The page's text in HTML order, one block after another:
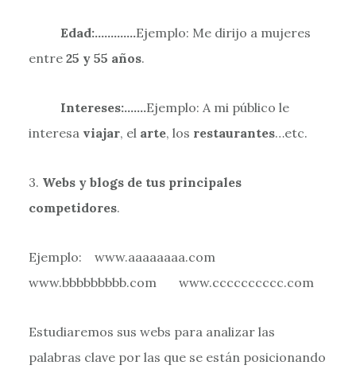
Edad:………….Ejemplo: Me dirijo a mujeres
entre 25 y 55 años.
Intereses:…….Ejemplo: A mi público le
interesa viajar, el arte, los restaurantes…etc.
3. Webs y blogs de tus principales
competidores.
Ejemplo: www.aaaaaaaa.com
www.bbbbbbbbb.com www.cccccccccc.com
Estudiaremos sus webs para analizar las
palabras clave por las que se están posicionando